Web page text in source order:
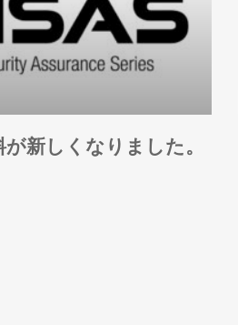
新しくなりました。